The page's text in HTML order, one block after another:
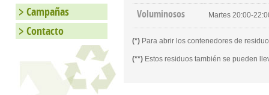
Voluminosos Martes 20:00-
(*) Para abrir los contenedores de
(**) Estos residuos también se pueden
Campañas
Contacto